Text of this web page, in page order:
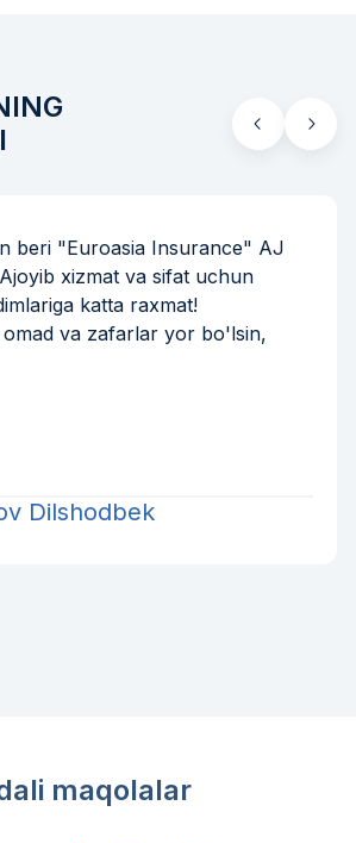
beri "Euroasia Insurance" AJ
xizmat va sifat uchun
katta raxmat!
omad va zafarlar yor bo'lsin,
Dilshodbek
maqolalar